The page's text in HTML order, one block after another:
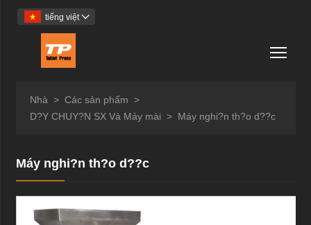
tiếng việt 
Nhà > Các sản phẩm >
D?Y CHUY?N SX Và Máy mài > Máy nghi?n th?o d??c
Máy nghi?n th?o d??c